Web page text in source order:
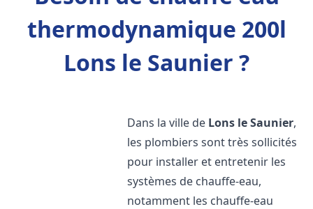
thermodynamique 200l
Lons le Saunier ?
Dans la ville de Lons le Saunier,
les plombiers sont très sollicités
pour installer et entretenir les
systèmes de chauffe-eau,
notamment les chauffe-eau